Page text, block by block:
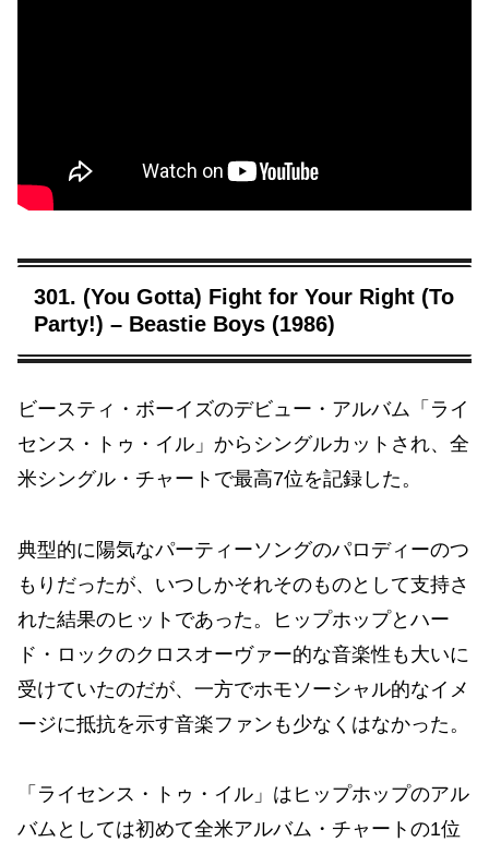
301. (You Gotta) Fight for Your Right (To
Party!) – Beastie Boys (1986)
ビースティ・ボーイズのデビュー・アルバム「ライ
センス・トゥ・イル」からシングルカットされ、全
米シングル・チャートで最高7位を記録した。
典型的に陽気なパーティーソングのパロディーのつ
もりだったが、いつしかそれそのものとして支持さ
れた結果のヒットであった。ヒップホップとハー
ド・ロックのクロスオーヴァー的な音楽性も大いに
受けていたのだが、一方でホモソーシャル的なイメ
ージに抵抗を示す音楽ファンも少なくはなかった。
「ライセンス・トゥ・イル」はヒップホップのアル
バムとしては初めて全米アルバム・チャートの1位